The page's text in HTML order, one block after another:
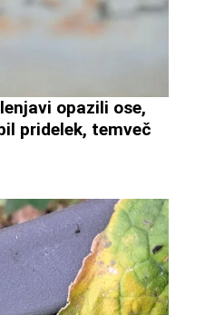
opazili ose,
pridelek, temveč